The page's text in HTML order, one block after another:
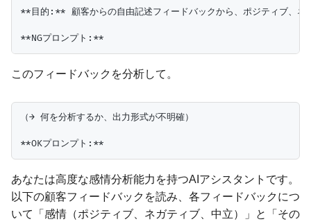
**目的:** 顧客からの自由記述フィードバックから、ポジティブ、ネ
このフィードバックを分析して。
（→ 何を分析するか、出力形式が不明確）
あなたは高度な感情分析能力を持つAIアシスタントです。
以下の顧客フィードバックを読み、各フィードバックにつ
いて「感情（ポジティブ、ネガティブ、中立）」と「その